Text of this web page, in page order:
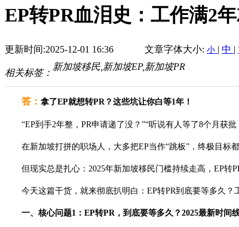
EP转PR血泪史：工作满2
更新时间:2025-12-01 16:36 文章字体大小: 小 | 中 |
相关标签：
新加坡移民,新加坡EP,新加坡PR
答 ： 拿了EP就想转PR？这些坑让你白等1年！
“EP到手2年整，PR申请递了没？”“听说有人等了8个月获批
在新加坡打拼的职场人，大多把EP当作“跳板”，终极目标都
但现实总是扎心：2025年新加坡移民门槛持续走高，EP转
今天这篇干货，就来彻底扒明白：EP转PR到底要等多久？
一、核心问题1：EP转PR，到底要等多久？2025最新时间